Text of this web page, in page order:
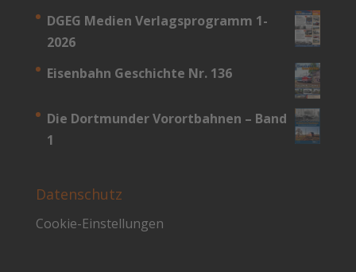
DGEG Medien Verlagsprogramm 1-
2026
Eisenbahn Geschichte Nr. 136
Die Dortmunder Vorortbahnen – Band
1
Datenschutz
Cookie-Einstellungen